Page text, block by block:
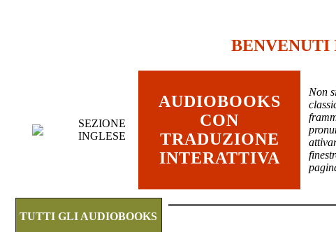
SEZIONE
INGLESE
AUDIOBOOKS
CON
TRADUZIONE
INTERATTIVA
Non
TUTTI GLI AUDIOBOOKS